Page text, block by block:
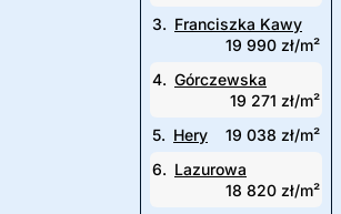
3. Franciszka Kawy
19 990 zł/m²
4. Górczewska
19 271 zł/m²
5. Hery
19 038 zł/m²
6. Lazurowa
18 820 zł/m²